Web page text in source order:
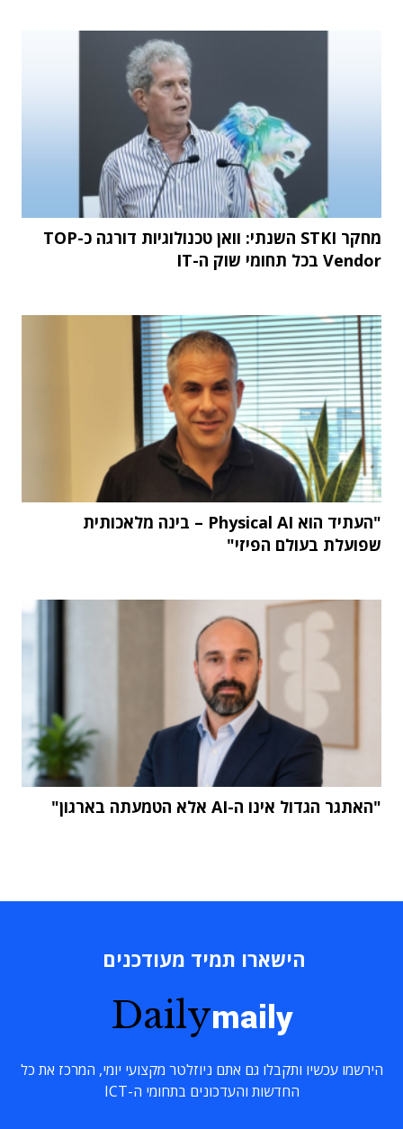
מחקר STKI השנתי: וואן טכנולוגיות דורגה כ-TOP
Vendor בכל תחומי שוק ה-IT
"העתיד הוא Physical AI – בינה מלאכותית
שפועלת בעולם הפיזי"
"האתגר הגדול אינו ה-AI אלא הטמעתה בארגון"
הישארו תמיד מעודכנים
Dailymaily
הירשמו עכשיו ותקבלו גם אתם ניוזלטר מקצועי יומי, המרכז את כל
החדשות והעדכונים בתחומי ה-ICT